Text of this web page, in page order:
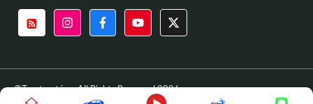
©Tazatrust.in • All Rights Reserved 2026